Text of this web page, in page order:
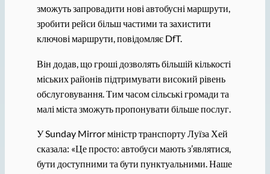
зможуть запровадити нові автобусні маршрути,
зробити рейси більш частими та захистити
ключові маршрути, повідомляє DfT.
Він додав, що гроші дозволять більшій кількості
міських районів підтримувати високий рівень
обслуговування. Тим часом сільські громади та
малі міста зможуть пропонувати більше послуг.
У Sunday Mirror міністр транспорту Луїза Хей
сказала: «Це просто: автобуси мають з’являтися,
бути доступними та бути пунктуальними. Наше